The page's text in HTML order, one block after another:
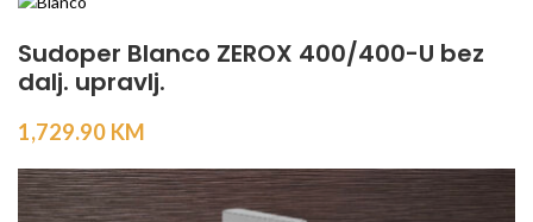
Sudoper Blanco ZEROX 400/400-U bez
dalj. upravlj.
1,729.90 KM